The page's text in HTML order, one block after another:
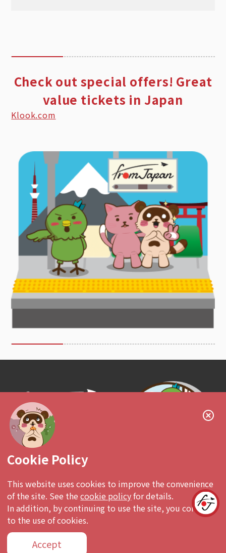
Check out special offers! Great
value tickets in Japan
Klook.com
Follow us!
有興趣投放廣告
Cookie Policy
This website uses cookies to improve the convenience
of the site. See thecookie policyfor details.
In addition, by continuing to use the site, you consent
to the use of cookies.
Accept